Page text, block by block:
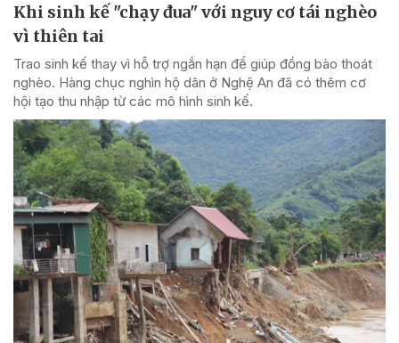
Khi sinh kế "chạy đua" với nguy cơ tái nghèo
vì thiên tai
Trao sinh kế thay vì hỗ trợ ngắn hạn để giúp đồng bào thoát
nghèo. Hàng chục nghìn hộ dân ở Nghệ An đã có thêm cơ
hội tạo thu nhập từ các mô hình sinh kế.